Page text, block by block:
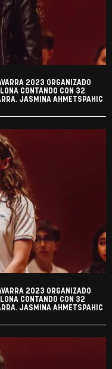
2023 ORGANIZADO
CONTANDO CON 32
JASMINA AHMETSPAHIC
2023 ORGANIZADO
CONTANDO CON 32
JASMINA AHMETSPAHIC